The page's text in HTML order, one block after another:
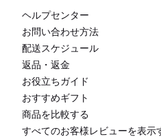
ヘルプセンター
お問い合わせ方法
配送スケジュール
返品・返金
お役立ちガイド
おすすめギフト
商品を比較する
すべてのお客様レビューを表示